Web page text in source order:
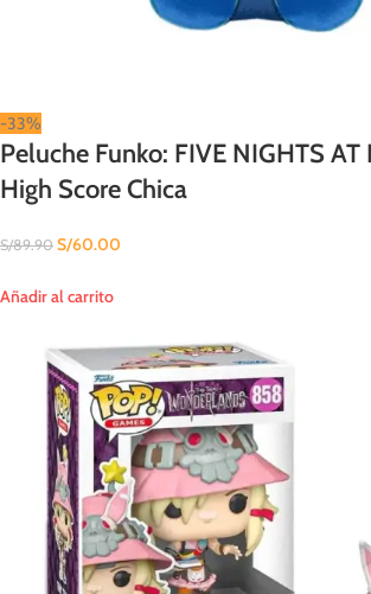
-33%
Peluche Funko: FIVE NIGHTS AT
High Score Chica
S/89.90 S/60.00
Añadir al carrito